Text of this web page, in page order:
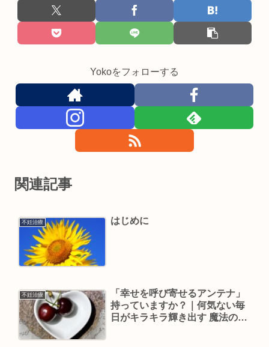
Yokoをフォローする
関連記事
不妊治療 はじめに
不妊治療
「幸せを呼び寄せるアンテナ」
持っていますか？｜何気ない毎
日がキラキラ輝き出す 魔法の習